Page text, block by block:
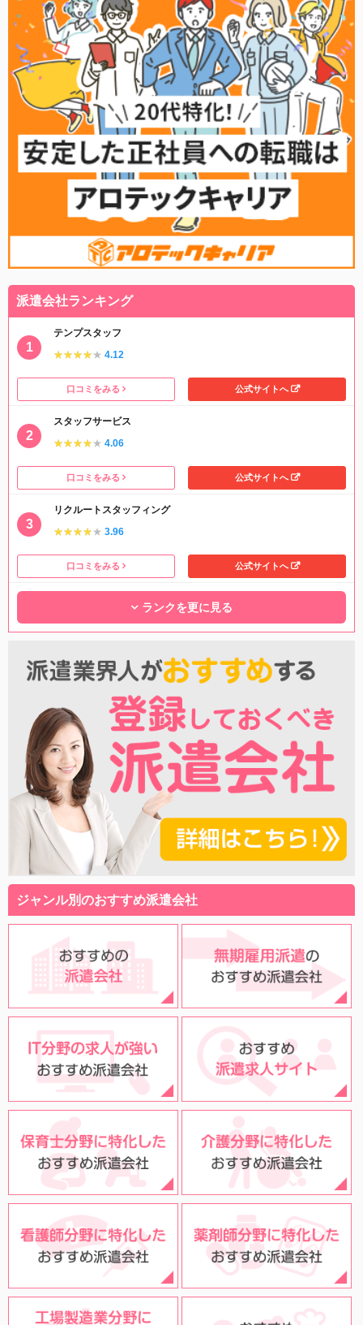
派遣会社ランキング
テンプスタッフ
★★★★★
★★★★★ 4.12
口コミをみる 公式サイトへ
スタッフサービス
★★★★★
★★★★★ 4.06
口コミをみる 公式サイトへ
リクルートスタッフィング
★★★★★
★★★★★ 3.96
口コミをみる 公式サイトへ
ランクを更に見る
ジャンル別のおすすめ派遣会社